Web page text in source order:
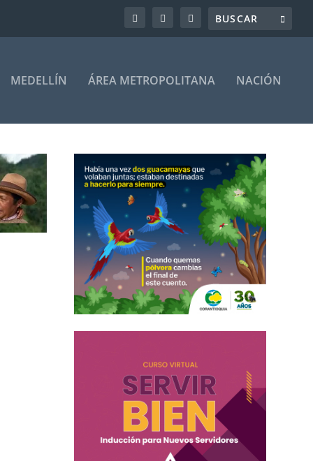
MEDELLÍN ÁREA METROPOLITANA NACIÓN